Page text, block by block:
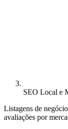
SEO Local e
Listagens de
avaliações por